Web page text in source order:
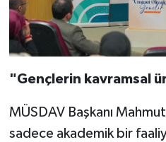
"Gençlerin kavramsal
MÜSDAV Başkanı
sadece akademik bir
Karabük Müftülüğü
Karaman Müftülüğü
Kars Müftülüğü
Kastamonu Müftülüğü